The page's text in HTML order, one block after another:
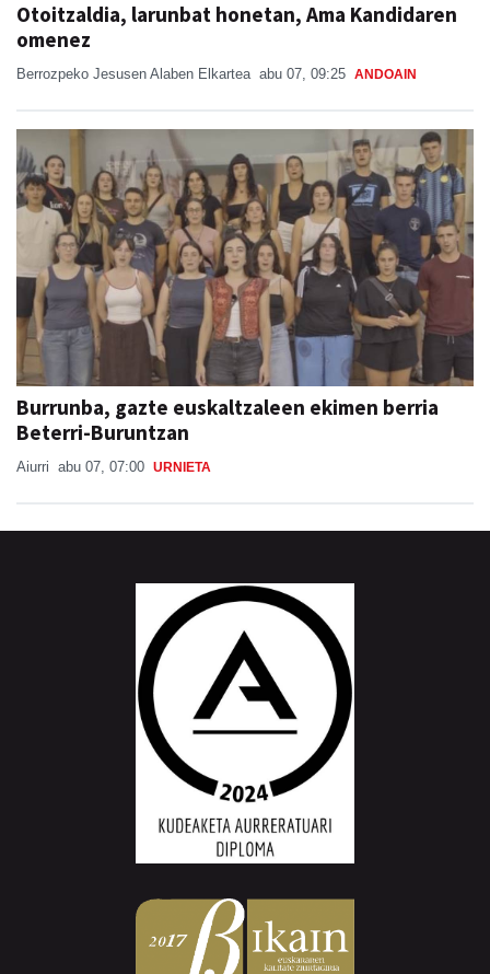
Otoitzaldia, larunbat honetan, Ama Kandidaren
omenez
Berrozpeko Jesusen Alaben Elkartea abu 07, 09:25 ANDOAIN
Burrunba, gazte euskaltzaleen ekimen berria
Beterri-Buruntzan
Aiurri abu 07, 07:00 URNIETA